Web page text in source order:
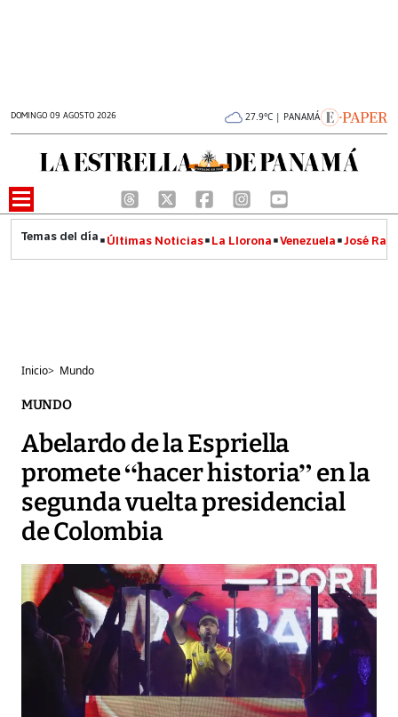
DOMINGO 09 AGOSTO 2026 27.9°C | PANAMÁ
Últimas Noticias La Llorona Venezuela José
Inicio> Mundo
MUNDO
Abelardo de la Espriella
promete “hacer historia” en la
segunda vuelta presidencial
de Colombia